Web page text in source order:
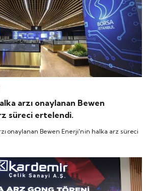
arzı onaylanan Bewen
süreci ertelendi.
onaylanan Bewen Enerji'nin halka arz süreci